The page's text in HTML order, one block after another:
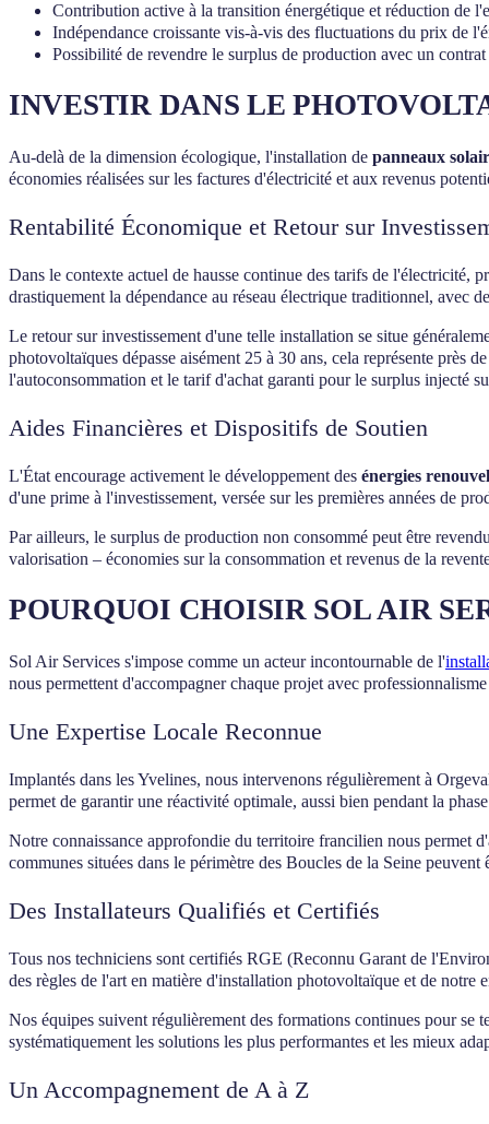
Contribution active à la transition énergétique et réduction de
Indépendance croissante vis-à-vis des fluctuations du prix de
Possibilité de revendre le surplus de production avec un
INVESTIR DANS LE
Au-delà de la dimension écologique, l'installation de panneaux
économies réalisées sur les factures d'électricité et aux revenus
Rentabilité Économique et Retour sur
Dans le contexte actuel de hausse continue des tarifs de l'électricité,
drastiquement la dépendance au réseau électrique traditionnel, avec
Le retour sur investissement d'une telle installation se situe
photovoltaïques dépasse aisément 25 à 30 ans, cela représente près
l'autoconsommation et le tarif d'achat garanti pour le surplus injecté
Aides Financières et Dispositifs de Soutien
L'État encourage activement le développement des énergies
d'une prime à l'investissement, versée sur les premières années de
Par ailleurs, le surplus de production non consommé peut être
valorisation – économies sur la consommation et revenus de la
POURQUOI CHOISIR SOL AIR
Sol Air Services s'impose comme un acteur incontournable de l'
nous permettent d'accompagner chaque projet avec
Une Expertise Locale Reconnue
Implantés dans les Yvelines, nous intervenons régulièrement à
permet de garantir une réactivité optimale, aussi bien pendant la
Notre connaissance approfondie du territoire francilien nous permet
communes situées dans le périmètre des Boucles de la Seine
Des Installateurs Qualifiés et Certifiés
Tous nos techniciens sont certifiés RGE (Reconnu Garant de
des règles de l'art en matière d'installation photovoltaïque et de notre
Nos équipes suivent régulièrement des formations continues pour se
systématiquement les solutions les plus performantes et les mieux
Un Accompagnement de A à Z